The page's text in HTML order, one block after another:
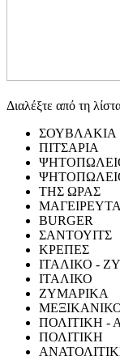
Διαλέξτε από τη
ΣΟΥΒΛΑΚΙΑ
ΠΙΤΣΑΡΙΑ
ΤΗΣ ΩΡΑΣ
BURGER
ΣΑΝΤΟΥΙΤΣ
ΚΡΕΠΕΣ
ΙΤΑΛΙΚΟ -
ΙΤΑΛΙΚΟ
ΖΥΜΑΡΙΚΑ
ΠΟΛΙΤΙΚΗ -
ΠΟΛΙΤΙΚΗ